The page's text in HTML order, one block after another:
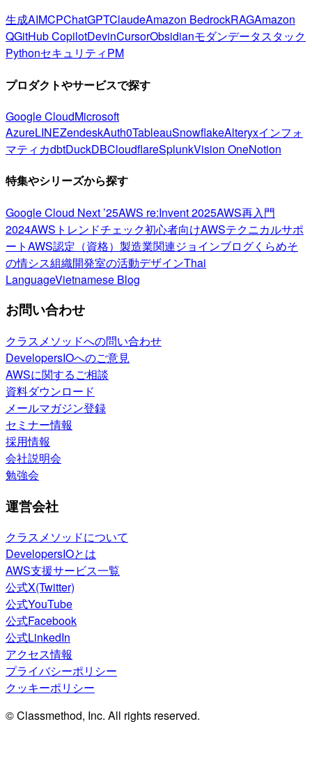
生成AIMCPChatGPTClaudeAmazon BedrockRAGAmazon
QGitHub CopilotDevinCursorObsidianモダンデータスタック
PythonセキュリティPM
プロダクトやサービスで探す
Google CloudMicrosoft
AzureLINEZendeskAuth0TableauSnowflakeAlteryxインフォ
マティカdbtDuckDBCloudflareSplunkVision OneNotion
特集やシリーズから探す
Google Cloud Next ’25AWS re:Invent 2025AWS再入門
2024AWSトレンドチェック初心者向けAWSテクニカルサポ
ートAWS認定（資格） 製造業関連ジョインブログくらめそ
の情シス組織開発室の活動デザインThai
LanguageVietnamese Blog
お問い合わせ
クラスメソッドへの問い合わせ
DevelopersIOへのご意見
AWSに関するご相談
資料ダウンロード
メールマガジン登録
セミナー情報
採用情報
会社説明会
勉強会
運営会社
クラスメソッドについて
DevelopersIOとは
AWS支援サービス一覧
公式X(Twitter)
公式YouTube
公式Facebook
公式LinkedIn
アクセス情報
プライバシーポリシー
クッキーポリシー
© Classmethod, Inc. All rights reserved.